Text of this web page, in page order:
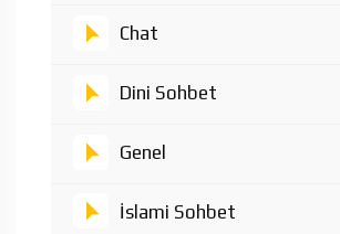
Chat
Dini Sohbet
Genel
İslami Sohbet